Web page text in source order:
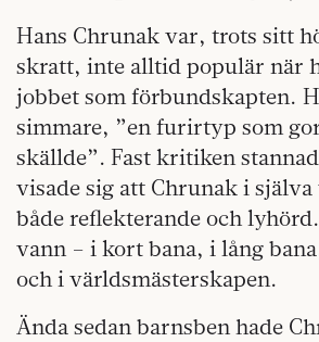
Hans Chrunak var, trots sitt
skratt, inte alltid populär när
jobbet som förbundskapten.
simmare, ”en furirtyp som
skällde”. Fast kritiken
visade sig att Chrunak i
både reflekterande och
vann – i kort bana, i lång
och i världsmästerskapen.
Ända sedan barnsben hade